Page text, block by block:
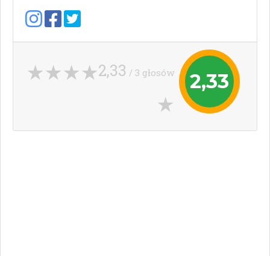
2,33
2,33 / 3 głosów